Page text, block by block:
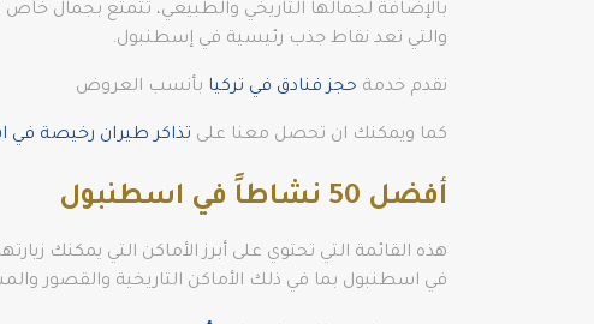
بالإضافة لجمالها التاريخي والطبيعي، تتمتع بجمال
والتي تعد نقاط جذب رئيسية في إسطنبول.
نقدم خدمة حجز فنادق في تركيا بأنسب العروض
كما ويمكنك ان تحصل معنا على تذاكر طيران رخيصة في
أفضل 50 نشاطاً في اسطنبول
هذه القائمة التي تحتوي على أبرز الأماكن التي يمكنك
في اسطنبول بما في ذلك الأماكن التاريخية والقصور